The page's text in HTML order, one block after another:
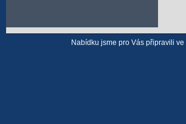
Nabídku jsme pro Vás připravili